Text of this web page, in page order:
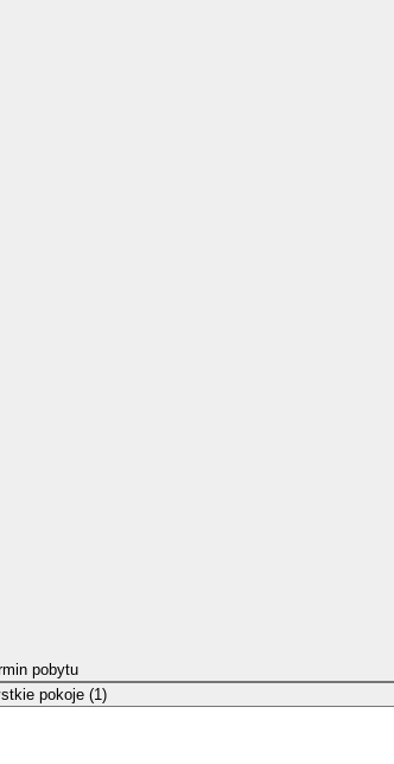
pobytu
pokoje (1)